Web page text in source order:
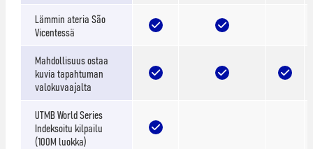
Lämmin ateria São
Vicentessä
Mahdollisuus ostaa
kuvia tapahtuman
valokuvaajalta
UTMB World Series
Indeksoitu kilpailu
(100M luokka)